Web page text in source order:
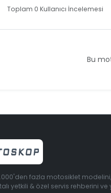
Toplam 0 Kullanıcı İncelemesi
Bu
fazla motosiklet
yetkili & özel servis rehberini ve